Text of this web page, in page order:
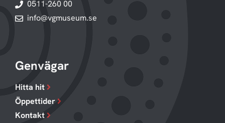
0511-260 00
info@vgmuseum.se
Genvägar
Hitta hit
Öppettider
Kontakt